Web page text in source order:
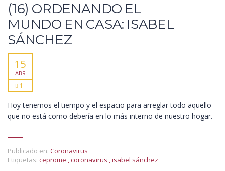
(16) ORDENANDO EL
MUNDO EN CASA: ISABEL
SÁNCHEZ
15
ABR
1
Hoy tenemos el tiempo y el espacio para arreglar todo aquello
que no está como debería en lo más interno de nuestro hogar.
Publicado en: Coronavirus
Etiquetas: ceprome ,coronavirus ,isabel sánchez